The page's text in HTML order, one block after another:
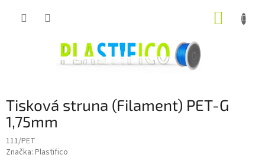
Tisková struna (Filament) PET-G
1,75mm
111/PET
Značka: Plastifico